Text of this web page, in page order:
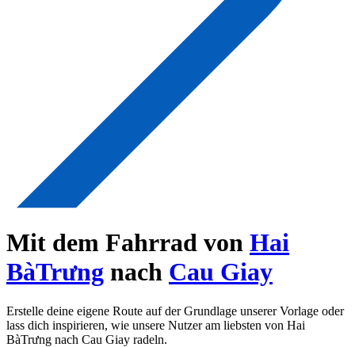
Mit dem Fahrrad von Hai
BàTrưng nach Cau Giay
Erstelle deine eigene Route auf der Grundlage unserer Vorlage oder
lass dich inspirieren, wie unsere Nutzer am liebsten von Hai
BàTrưng nach Cau Giay radeln.